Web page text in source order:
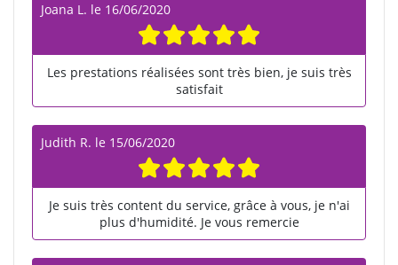
Joana L. le 16/06/2020
Les prestations réalisées sont très bien, je suis très
satisfait
Judith R. le 15/06/2020
Je suis très content du service, grâce à vous, je n'ai
plus d'humidité. Je vous remercie